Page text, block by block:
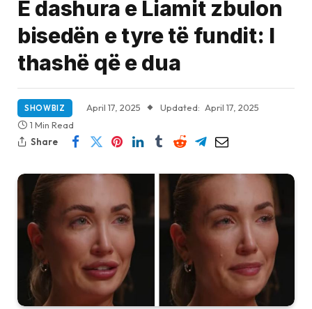
E dashura e Liamit zbulon
bisedën e tyre të fundit: I
thashë që e dua
SHOWBIZ April 17, 2025 Updated: April 17, 2025
1 Min Read
Share